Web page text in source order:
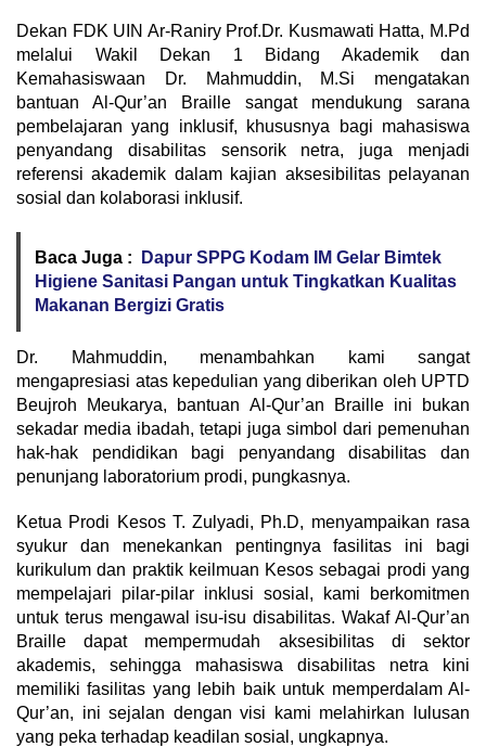
Dekan FDK UIN Ar-Raniry Prof.Dr. Kusmawati Hatta, M.Pd
melalui Wakil Dekan 1 Bidang Akademik dan
Kemahasiswaan Dr. Mahmuddin, M.Si mengatakan
bantuan Al-Qur’an Braille sangat mendukung sarana
pembelajaran yang inklusif, khususnya bagi mahasiswa
penyandang disabilitas sensorik netra, juga menjadi
referensi akademik dalam kajian aksesibilitas pelayanan
sosial dan kolaborasi inklusif.
Baca Juga :
Dapur SPPG Kodam IM Gelar Bimtek
Higiene Sanitasi Pangan untuk Tingkatkan Kualitas
Makanan Bergizi Gratis
Dr. Mahmuddin, menambahkan kami sangat
mengapresiasi atas kepedulian yang diberikan oleh UPTD
Beujroh Meukarya, bantuan Al-Qur’an Braille ini bukan
sekadar media ibadah, tetapi juga simbol dari pemenuhan
hak-hak pendidikan bagi penyandang disabilitas dan
penunjang laboratorium prodi, pungkasnya.
Ketua Prodi Kesos T. Zulyadi, Ph.D, menyampaikan rasa
syukur dan menekankan pentingnya fasilitas ini bagi
kurikulum dan praktik keilmuan Kesos sebagai prodi yang
mempelajari pilar-pilar inklusi sosial, kami berkomitmen
untuk terus mengawal isu-isu disabilitas. Wakaf Al-Qur’an
Braille dapat mempermudah aksesibilitas di sektor
akademis, sehingga mahasiswa disabilitas netra kini
memiliki fasilitas yang lebih baik untuk memperdalam Al-
Qur’an, ini sejalan dengan visi kami melahirkan lulusan
yang peka terhadap keadilan sosial, ungkapnya.